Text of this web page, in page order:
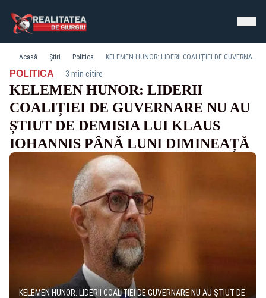
Acasă Știri Politica KELEMEN HUNOR: LIDERII COALIȚIEI DE GUVERNARE NU AU ȘTIUT DE DEMISIA LUI KLAUS IOHANNIS PÂNĂ LUNI DIMINEAȚĂ
POLITICA· 3 min citire
KELEMEN HUNOR: LIDERII
COALIȚIEI DE GUVERNARE NU AU
ȘTIUT DE DEMISIA LUI KLAUS
IOHANNIS PÂNĂ LUNI DIMINEAȚĂ
KELEMEN HUNOR: LIDERII COALIȚIEI DE GUVERNARE NU AU ȘTIUT DE